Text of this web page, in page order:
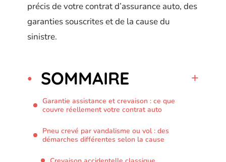
précis de votre contrat d’assurance auto, des
garanties souscrites et de la cause du
sinistre.
SOMMAIRE
Garantie assistance et crevaison : ce que
couvre réellement votre contrat auto
Pneu crevé par vandalisme ou vol : des
démarches différentes selon la cause